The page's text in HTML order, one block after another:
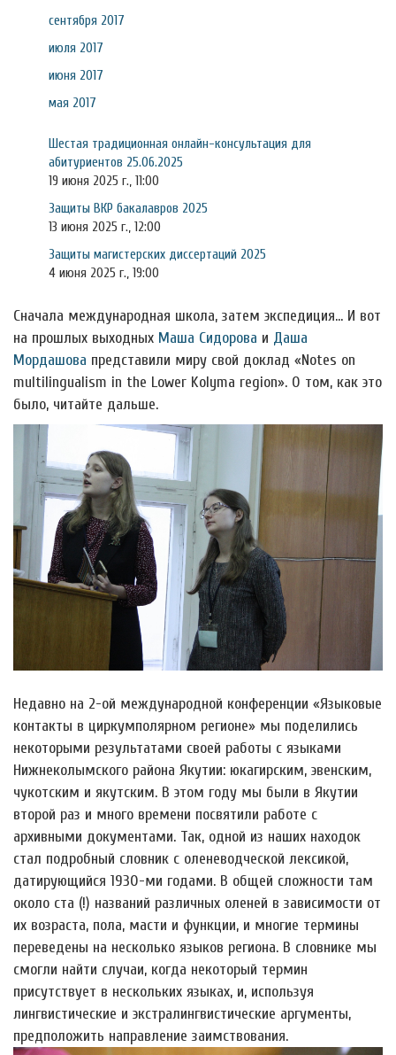
сентября 2017
июля 2017
июня 2017
мая 2017
Шестая традиционная онлайн-консультация для
абитуриентов 25.06.2025
19 июня 2025 г., 11:00
Защиты ВКР бакалавров 2025
13 июня 2025 г., 12:00
Защиты магистерских диссертаций 2025
4 июня 2025 г., 19:00
Сначала международная школа, затем экспедиция… И вот
на прошлых выходных Маша Сидорова и Даша
Мордашова представили миру свой доклад «Notes on
multilingualism in the Lower Kolyma region». О том, как это
было, читайте дальше.
Недавно на 2-ой международной конференции «Языковые
контакты в циркумполярном регионе» мы поделились
некоторыми результатами своей работы с языками
Нижнеколымского района Якутии: юкагирским, эвенским,
чукотским и якутским. В этом году мы были в Якутии
второй раз и много времени посвятили работе с
архивными документами. Так, одной из наших находок
стал подробный словник с оленеводческой лексикой,
датирующийся 1930-ми годами. В общей сложности там
около ста (!) названий различных оленей в зависимости от
их возраста, пола, масти и функции, и многие термины
переведены на несколько языков региона. В словнике мы
смогли найти случаи, когда некоторый термин
присутствует в нескольких языках, и, используя
лингвистические и экстралингвистические аргументы,
предположить направление заимствования.